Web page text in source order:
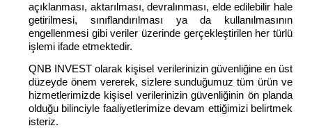
açıklanması, aktarılması, devralınması, elde edilebilir hale
getirilmesi, sınıflandırılması ya da kullanılmasının
engellenmesi gibi veriler üzerinde gerçekleştirilen her türlü
işlemi ifade etmektedir.
QNB INVEST olarak kişisel verilerinizin güvenliğine en üst
düzeyde önem vererek, sizlere sunduğumuz tüm ürün ve
hizmetlerimizde kişisel verilerinizin güvenliğinin ön planda
olduğu bilinciyle faaliyetlerimize devam ettiğimizi belirtmek
isteriz.